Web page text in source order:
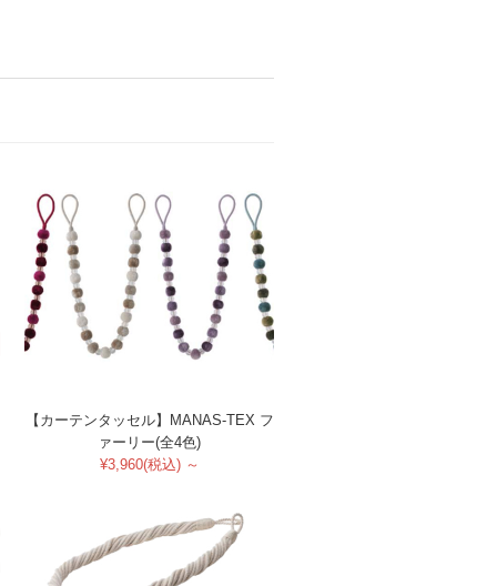
【カーテンタッセル】MANAS-TEX フ
ァーリー(全4色)
¥3,960(税込) ～